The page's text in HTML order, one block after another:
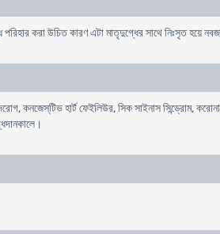
পরিহার করা উচিত কারণ এটা মাতৃদুগ্ধের সাথে নিঃসৃত হয়ে
কনজেস্‌টিভ হার্ট ফেইলিউর, সিক সাইনাস সিন্ড্রোম,